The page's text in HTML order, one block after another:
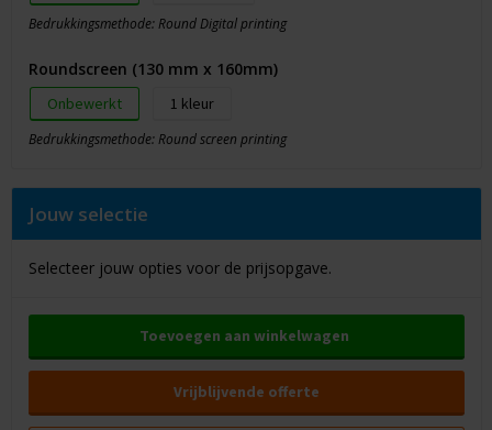
Bedrukkingsmethode: Round Digital printing
Roundscreen (130 mm x 160mm)
Onbewerkt 1
Bedrukkingsmethode: Round screen printing
Jouw selectie
Selecteer jouw opties voor de prijsopgave.
Toevoegen aan winkelwagen
Vrijblijvende offerte